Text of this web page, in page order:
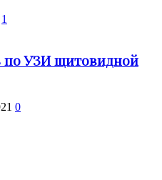
1
по УЗИ щитовидной
0